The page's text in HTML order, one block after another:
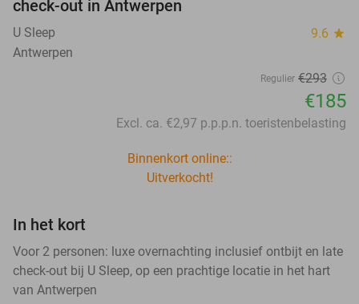
check-out in Antwerpen
U Sleep 9.6 star
Antwerpen
Regulier €293
€185
Excl. ca. €2,97 p.p.p.n. toeristenbelasting
Binnenkort online::
Uitverkocht!
In het kort
Voor 2 personen: luxe overnachting inclusief ontbijt en late
check-out bij U Sleep, op een prachtige locatie in het hart
van Antwerpen